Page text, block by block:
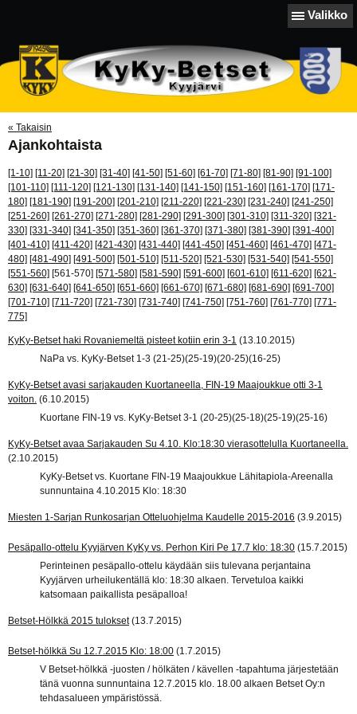
Valikko
« Takaisin
Ajankohtaista
[1-10] [11-20] [21-30] [31-40] [41-50] [51-60] [61-70] [71-80] [81-90] [91-100]
[101-110] [111-120] [121-130] [131-140] [141-150] [151-160] [161-170] [171-
180] [181-190] [191-200] [201-210] [211-220] [221-230] [231-240] [241-250]
[251-260] [261-270] [271-280] [281-290] [291-300] [301-310] [311-320] [321-
330] [331-340] [341-350] [351-360] [361-370] [371-380] [381-390] [391-400]
[401-410] [411-420] [421-430] [431-440] [441-450] [451-460] [461-470] [471-
480] [481-490] [491-500] [501-510] [511-520] [521-530] [531-540] [541-550]
[551-560] [561-570] [571-580] [581-590] [591-600] [601-610] [611-620] [621-
630] [631-640] [641-650] [651-660] [661-670] [671-680] [681-690] [691-700]
[701-710] [711-720] [721-730] [731-740] [741-750] [751-760] [761-770] [771-
775]
KyKy-Betset haki Rovaniemeltä pisteet kotiin erin 3-1 (13.10.2015)
NaPa vs. KyKy-Betset 1-3 (21-25)(25-19)(20-25)(16-25)
KyKy-Betset avasi sarjakauden Kuortaneella, FIN-19 Maajoukkue otti 3-1
voiton. (6.10.2015)
Kuortane FIN-19 vs. KyKy-Betset 3-1 (20-25)(25-18)(25-19)(25-16)
KyKy-Betset avaa Sarjakauden Su 4.10. Klo:18:30 vierasottelulla Kuortaneella.
(2.10.2015)
KyKy-Betset vs. Kuortane FIN-19 Maajoukkue Lähitapiola-Areenalla
sunnuntaina 4.10.2015 Klo: 18:30
Miesten 1-Sarjan Runkosarjan Otteluohjelma Kaudelle 2015-2016 (3.9.2015)
Pesäpallo-ottelu Kyyjärven KyKy vs. Perhon Kiri Pe 17.7 klo: 18:30 (15.7.2015)
Perinteinen pesäpallo-ottelu käydään siis tulevana perjantaina
Kyyjärven urheilukentällä klo: 18:30 alkaen. Tervetuloa kaikki
katsomaan paikallista pesäpalloa!
Betset-Hölkkä 2015 tulokset (13.7.2015)
Betset-hölkkä Su 12.7.2015 Klo: 18:00 (1.7.2015)
V Betset-hölkkä -juosten / hölkäten / kävellen -tapahtuma järjestetään
tänä vuonna sunnuntaina 12.7.2015 klo. 18.00 alkaen Betset Oy:n
tehdasalueen ympäristössä.